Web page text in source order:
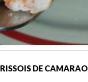
RISSOIS DE CAMARAO